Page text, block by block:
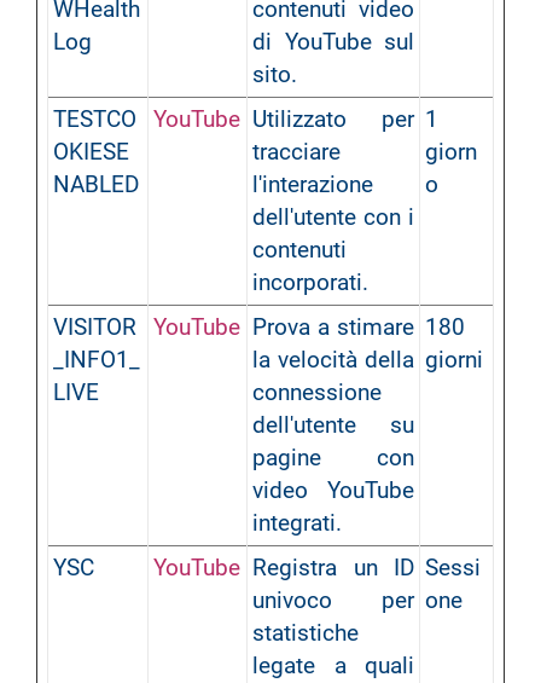
WHealth
Log
contenuti video
di YouTube sul
sito.
TESTCO
OKIESE
NABLED
YouTube Utilizzato per
tracciare
l'interazione
dell'utente con i
contenuti
incorporati.
1
giorn
o
VISITOR
_INFO1_
LIVE
YouTube Prova a stimare
la velocità della
connessione
dell'utente su
pagine con
video YouTube
integrati.
180
giorni
YSC YouTube Registra un ID
univoco per
statistiche
legate a quali
Sessi
one